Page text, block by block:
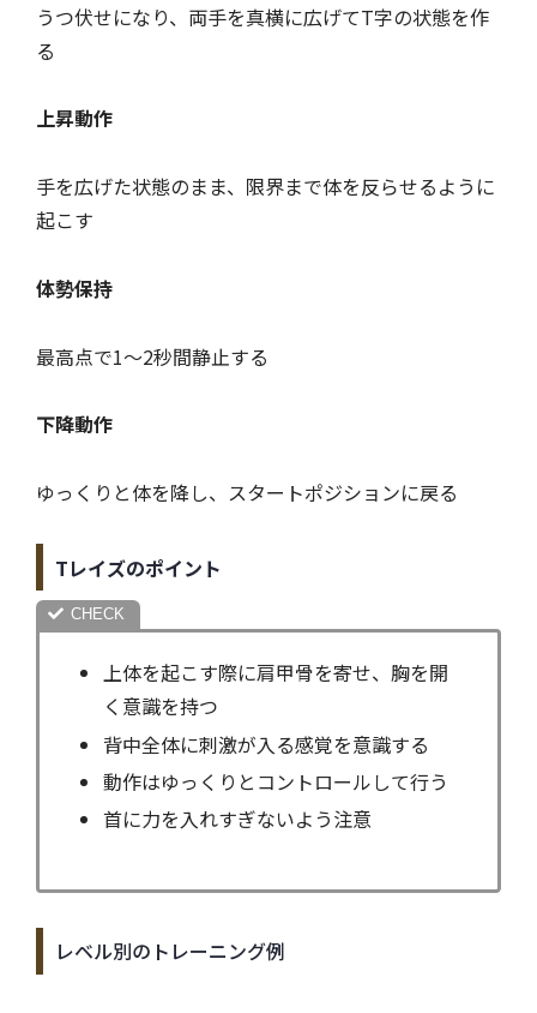
うつ伏せになり、両手を真横に広げてT字の状態を作
る
上昇動作
手を広げた状態のまま、限界まで体を反らせるように
起こす
体勢保持
最高点で1〜2秒間静止する
下降動作
ゆっくりと体を降し、スタートポジションに戻る
Tレイズのポイント
上体を起こす際に肩甲骨を寄せ、胸を開
く意識を持つ
背中全体に刺激が入る感覚を意識する
動作はゆっくりとコントロールして行う
首に力を入れすぎないよう注意
レベル別のトレーニング例